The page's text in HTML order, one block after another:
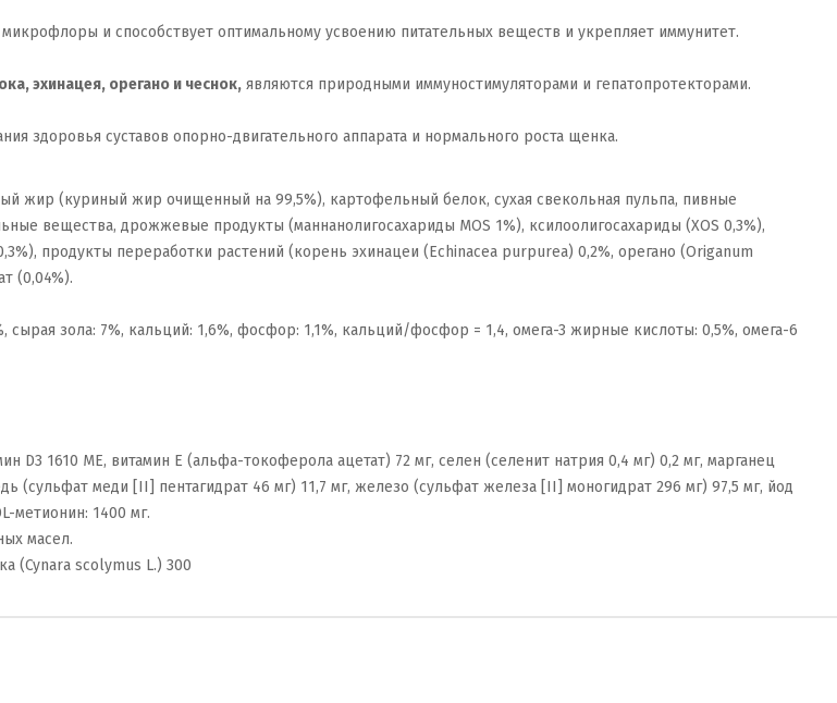
и способствует оптимальному усвоению питательных веществ и укрепляет иммунитет.
эхинацея, орегано и чеснок, являются природными иммуностимуляторами и гепатопротекторами.
здоровья суставов опорно-двигательного аппарата и нормального роста щенка.
жир (куриный жир очищенный на 99,5%), картофельный белок, сухая свекольная пульпа, пивные
вещества, дрожжевые продукты (маннанолигосахариды МОS 1%), ксилоолигосахариды (XOS 0,3%),
продукты переработки растений (корень эхинацеи (Echinacea purpurea) 0,2%, орегано (Origanum
(0,04%).
сырая зола: 7%, кальций: 1,6%, фосфор: 1,1%, кальций/фосфор = 1,4, омега-3 жирные кислоты: 0,5%, омега-6
D3 1610 МЕ, витамин Е (альфа-токоферола ацетат) 72 мг, селен (селенит натрия 0,4 мг) 0,2 мг, марганец
(сульфат меди [II] пентагидрат 46 мг) 11,7 мг, железо (сульфат железа [II] моногидрат 296 мг) 97,5 мг, йод
метионин: 1400 мг.
масел.
(Cynara scolymus L.) 300